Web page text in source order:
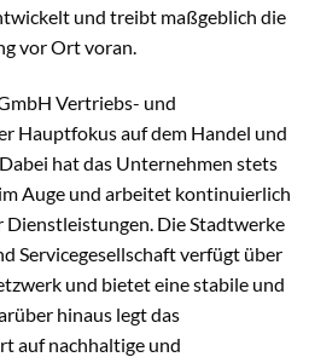
und treibt maßgeblich die
vor Ort voran.
Vertriebs- und
Hauptfokus auf dem Handel und
hat das Unternehmen stets
Auge und arbeitet kontinuierlich
Die Stadtwerke
Servicegesellschaft verfügt über
und bietet eine stabile und
hinaus legt das
auf nachhaltige und